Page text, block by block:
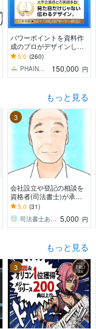
パワーポイントを資料作
成のプロがデザインしま
す 大手企業様との取引実
績多数！ビジネスの背中
を押せるデザインを
5.0 (260)
PHAINO DESIGN
150,000 円
もっと見る
3
会社設立や登記の相談を
資格者(司法書士)が承り
ます ひとつの案件につ
き、回数無制限で問合せ
が可能です
5.0 (31)
司法書士あきやま事務所 5,000 円
もっと見る
3